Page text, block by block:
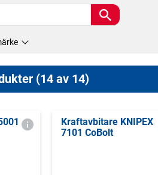
(14 av 14)
Kraftavbitare KNIPEX
7101 CoBolt